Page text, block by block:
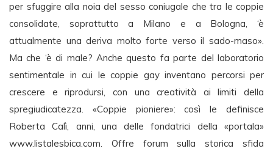
per sfuggire alla noia del sesso coniugale che tra le coppie
consolidate, soprattutto a Milano e a Bologna, ‘è
attualmente una deriva molto forte verso il sado-maso».
Ma che ‘è di male? Anche questo fa parte del laboratorio
sentimentale in cui le coppie gay inventano percorsi per
crescere e riprodursi, con una creatività ai limiti della
spregiudicatezza. «Coppie pioniere»: così le definisce
Roberta Calì, anni, una delle fondatrici della «portala»
www.listalesbica.com. Offre forum sulla storica sfida